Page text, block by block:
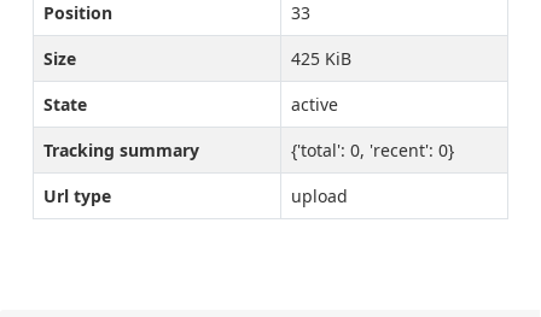
Position
33
Size
425 KiB
State
active
Tracking summary
{'total': 0, 'recent': 0}
Url type
upload